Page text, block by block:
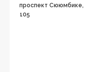
проспект Сююмбике,
105